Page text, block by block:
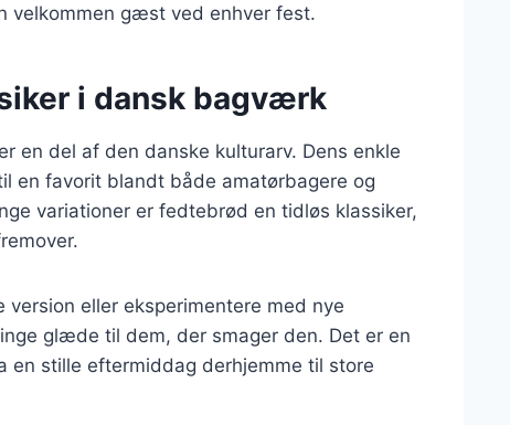
gæst ved enhver fest.
i dansk bagværk
en del af den danske kulturarv. Dens enkle
en favorit blandt både amatørbagere og
variationer er fedtebrød en tidløs klassiker,
eller eksperimentere med nye
glæde til dem, der smager den. Det er en
en stille eftermiddag derhjemme til store